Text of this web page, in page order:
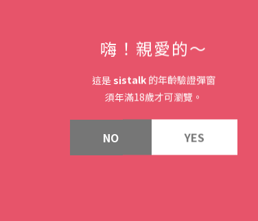
嗨！親愛的～
這是sistalk 的年齡驗證彈窗
須年滿18歲才可瀏覽。
NO YES